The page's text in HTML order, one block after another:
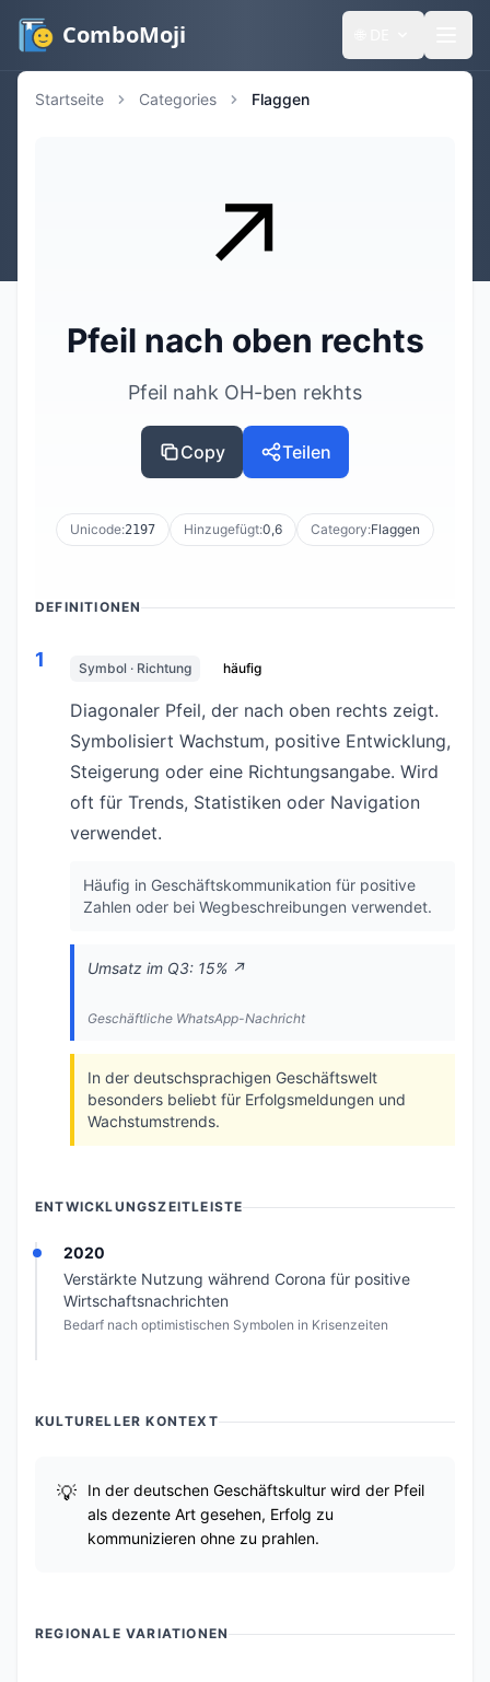
ComboMoji
Startseite Categories Flaggen
↗️
Pfeil nach oben rechts
Pfeil nahk OH-ben rekhts
Copy Teilen
Unicode:2197 Hinzugefügt:0,6 Category:Flaggen
DEFINITIONEN
1 Symbol · Richtung häufig
Diagonaler Pfeil, der nach oben rechts zeigt.
Symbolisiert Wachstum, positive Entwicklung,
Steigerung oder eine Richtungsangabe. Wird
oft für Trends, Statistiken oder Navigation
verwendet.
Häufig in Geschäftskommunikation für positive
Zahlen oder bei Wegbeschreibungen verwendet.
Umsatz im Q3: 15% ↗️
Geschäftliche WhatsApp-Nachricht
In der deutschsprachigen Geschäftswelt
besonders beliebt für Erfolgsmeldungen und
Wachstumstrends.
ENTWICKLUNGSZEITLEISTE
2020
Verstärkte Nutzung während Corona für positive
Wirtschaftsnachrichten
Bedarf nach optimistischen Symbolen in Krisenzeiten
KULTURELLER KONTEXT
In der deutschen Geschäftskultur wird der Pfeil
als dezente Art gesehen, Erfolg zu
kommunizieren ohne zu prahlen.
REGIONALE VARIATIONEN